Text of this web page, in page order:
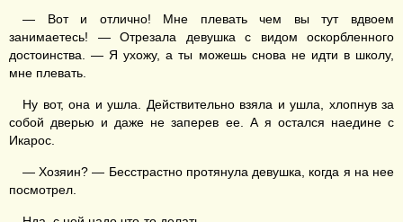
— Вот и отлично! Мне плевать чем вы тут вдвоем
занимаетесь! — Отрезала девушка с видом оскорбленного
достоинства. — Я ухожу, а ты можешь снова не идти в школу,
мне плевать.
Ну вот, она и ушла. Действительно взяла и ушла, хлопнув за
собой дверью и даже не заперев ее. А я остался наедине с
Икарос.
— Хозяин? — Бесстрастно протянула девушка, когда я на нее
посмотрел.